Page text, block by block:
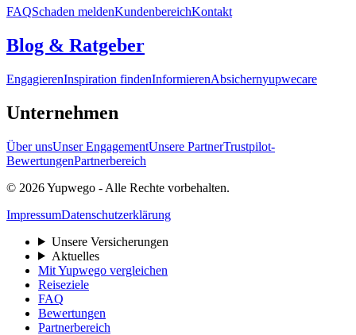
FAQSchaden meldenKundenbereichKontakt
Blog & Ratgeber
EngagierenInspiration findenInformierenAbsichernyupwecare
Unternehmen
Über unsUnser EngagementUnsere PartnerTrustpilot-
BewertungenPartnerbereich
© 2026 Yupwego - Alle Rechte vorbehalten.
ImpressumDatenschutzerklärung
Unsere Versicherungen
Aktuelles
Mit Yupwego vergleichen
Reiseziele
FAQ
Bewertungen
Partnerbereich